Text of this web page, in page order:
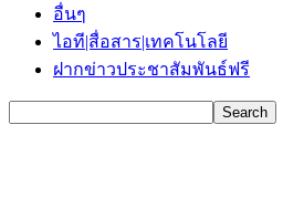
อื่นๆ
ไอที|สื่อสาร|เทคโนโลยี
ฝากข่าวประชาสัมพันธ์ฟรี